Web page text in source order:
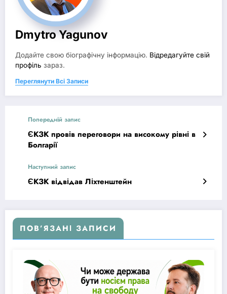
Dmytro Yagunov
Додайте свою біографічну інформацію. Відредагуйте свій
профіль зараз.
Переглянути Всі Записи
Попередній запис
ЄКЗК провів переговори на високому рівні в
Болгарії
Наступний запис
ЄКЗК відвідав Ліхтенштейн
ПОВ’ЯЗАНІ ЗАПИСИ